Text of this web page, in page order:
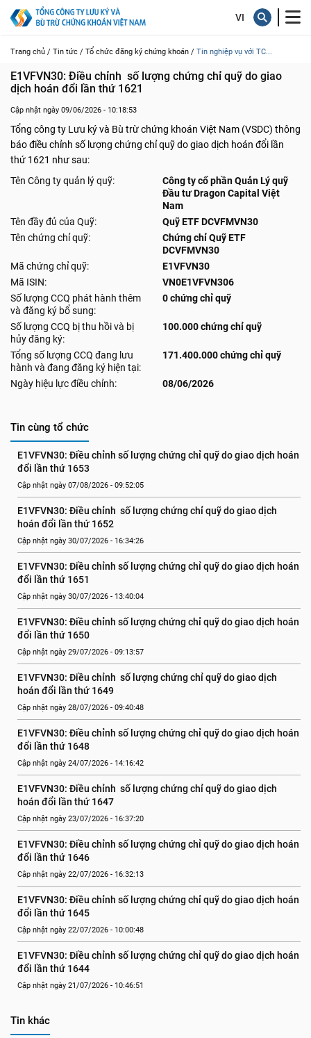
Trang chủ / Tin tức / Tổ chức đăng ký chứng khoán / Tin nghiệp vụ với TC...
E1VFVN30: Điều chỉnh  số lượng chứng chỉ quỹ do giao
dịch hoán đổi lần thứ 1621
Cập nhật ngày 09/06/2026 - 10:18:53
Tổng công ty Lưu ký và Bù trừ chứng khoán Việt Nam (VSDC) thông
báo điều chỉnh số lượng chứng chỉ quỹ do giao dịch hoán đổi lần
thứ 1621 như sau:
Tên Công ty quản lý quỹ:
Công ty cổ phần Quản Lý quỹ
Đầu tư Dragon Capital Việt
Nam
Tên đầy đủ của Quỹ:
Quỹ ETF DCVFMVN30
Tên chứng chỉ quỹ:
Chứng chỉ Quỹ ETF
DCVFMVN30
Mã chứng chỉ quỹ:
E1VFVN30
Mã ISIN:
VN0E1VFVN306
Số lượng CCQ phát hành thêm
và đăng ký bổ sung:
0 chứng chỉ quỹ
Số lượng CCQ bị thu hồi và bị
hủy đăng ký:
100.000 chứng chỉ quỹ
Tổng số lượng CCQ đang lưu
hành và đang đăng ký hiện tại:
171.400.000 chứng chỉ quỹ
Ngày hiệu lực điều chỉnh: 08/06/2026
Tin cùng tổ chức
E1VFVN30: Điều chỉnh số lượng chứng chỉ quỹ do giao dịch hoán
đổi lần thứ 1653
Cập nhật ngày 07/08/2026 - 09:52:05
E1VFVN30: Điều chỉnh  số lượng chứng chỉ quỹ do giao dịch
hoán đổi lần thứ 1652
Cập nhật ngày 30/07/2026 - 16:34:26
E1VFVN30: Điều chỉnh số lượng chứng chỉ quỹ do giao dịch hoán
đổi lần thứ 1651
Cập nhật ngày 30/07/2026 - 13:40:04
E1VFVN30: Điều chỉnh số lượng chứng chỉ quỹ do giao dịch hoán
đổi lần thứ 1650
Cập nhật ngày 29/07/2026 - 09:13:57
E1VFVN30: Điều chỉnh  số lượng chứng chỉ quỹ do giao dịch
hoán đổi lần thứ 1649
Cập nhật ngày 28/07/2026 - 09:40:48
E1VFVN30: Điều chỉnh số lượng chứng chỉ quỹ do giao dịch hoán
đổi lần thứ 1648
Cập nhật ngày 24/07/2026 - 14:16:42
E1VFVN30: Điều chỉnh  số lượng chứng chỉ quỹ do giao dịch
hoán đổi lần thứ 1647
Cập nhật ngày 23/07/2026 - 16:37:20
E1VFVN30: Điều chỉnh số lượng chứng chỉ quỹ do giao dịch hoán
đổi lần thứ 1646
Cập nhật ngày 22/07/2026 - 16:32:13
E1VFVN30: Điều chỉnh số lượng chứng chỉ quỹ do giao dịch hoán
đổi lần thứ 1645
Cập nhật ngày 22/07/2026 - 10:00:48
E1VFVN30: Điều chỉnh số lượng chứng chỉ quỹ do giao dịch hoán
đổi lần thứ 1644
Cập nhật ngày 21/07/2026 - 10:46:51
Tin khác